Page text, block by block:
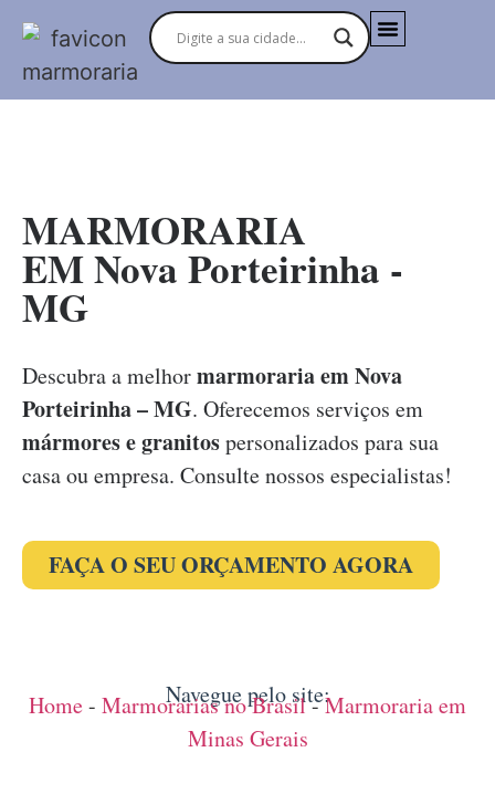
MARMORARIA
EM Nova Porteirinha -
MG
Descubra a melhormarmoraria em Nova
Porteirinha – MG. Oferecemos serviços em
mármores e granitospersonalizados para sua
casa ou empresa. Consulte nossos especialistas!
FAÇA O SEU ORÇAMENTO AGORA
Navegue pelo site:
Home- Marmorarias no Brasil-Marmoraria em
Minas Gerais